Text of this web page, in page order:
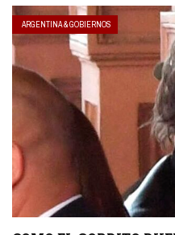
ARGENTINA & GOBIERNOS